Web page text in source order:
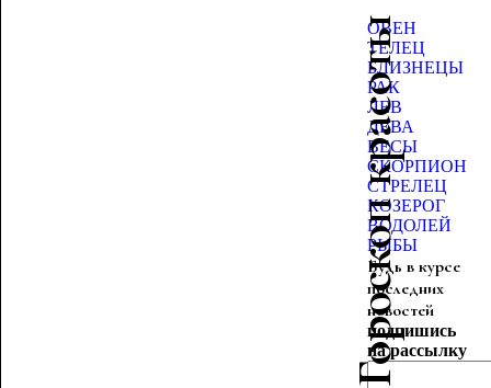
Гороскоп красоты
ОВЕН
ТЕЛЕЦ
БЛИЗНЕЦЫ
РАК
ЛЕВ
ДЕВА
ВЕСЫ
СКОРПИОН
СТРЕЛЕЦ
КОЗЕРОГ
ВОДОЛЕЙ
РЫБЫ
Будь в курсе
последних
новостей
подпишись
на рассылку